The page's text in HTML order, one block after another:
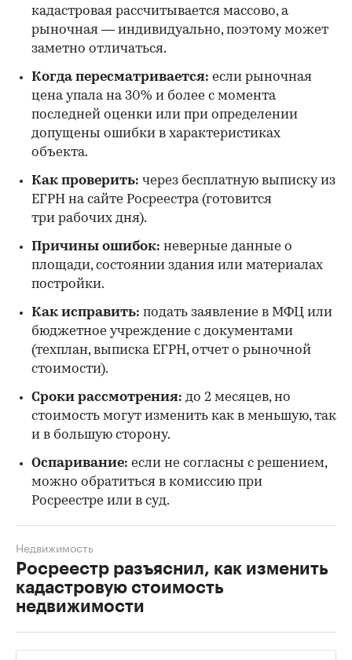
кадастровая рассчитывается массово, а
рыночная — индивидуально, поэтому может
заметно отличаться.
Когда пересматривается: если рыночная
цена упала на 30% и более с момента
последней оценки или при определении
допущены ошибки в характеристиках
объекта.
Как проверить: через бесплатную выписку из
ЕГРН на сайте Росреестра (готовится
три рабочих дня).
Причины ошибок: неверные данные о
площади, состоянии здания или материалах
постройки.
Как исправить: подать заявление в МФЦ или
бюджетное учреждение с документами
(техплан, выписка ЕГРН, отчет о рыночной
стоимости).
Сроки рассмотрения: до 2 месяцев, но
стоимость могут изменить как в меньшую, так
и в большую сторону.
Оспаривание: если не согласны с решением,
можно обратиться в комиссию при
Росреестре или в суд.
Росреестр разъяснил, как изменить
кадастровую стоимость
недвижимости
Недвижимость